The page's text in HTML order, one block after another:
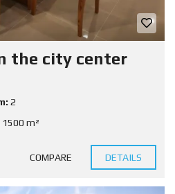
the city center
2
1500 m²
COMPARE DETAILS